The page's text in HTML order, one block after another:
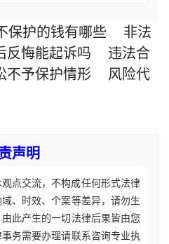
保护的钱有哪些
非法
反悔能起诉吗
违法合
不予保护情形
风险代
声明
点交流，不构成任何形式法律
、时效、个案等差异，请勿生
此产生的一切法律后果皆由您
务需要办理请联系咨询专业执